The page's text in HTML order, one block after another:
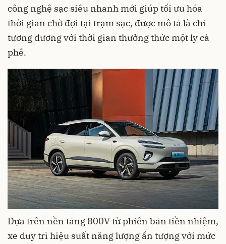
công nghệ sạc siêu nhanh mới giúp tối ưu hóa
thời gian chờ đợi tại trạm sạc, được mô tả là chỉ
tương đương với thời gian thưởng thức một ly cà
phê.
Dựa trên nền tảng 800V từ phiên bản tiền nhiệm,
xe duy trì hiệu suất năng lượng ấn tượng với mức